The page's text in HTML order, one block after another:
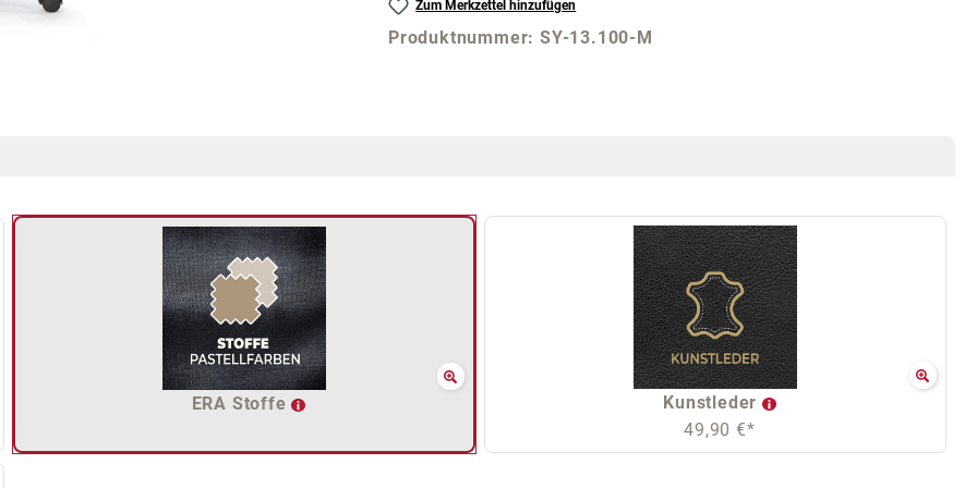
Zum Merkzettel hinzufügen
Produktnummer:SY-13.100-M
ERA Stoffe
Kunstleder
49,90 €*